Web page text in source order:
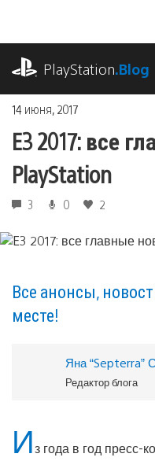
содержимому
PlayStation.Blog
14 июня, 2017
E3 2017: все
PlayStation
3 0 2
Все анонсы,
месте!
Яна “Septerra”
Редактор блога
Из года в год пресс-